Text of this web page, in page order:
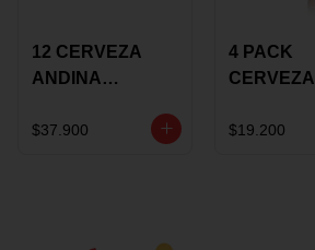
12 CERVEZA
ANDINA
LATON
$37.900
4 PACK
CERVEZA
ROSE BBC
$19.200